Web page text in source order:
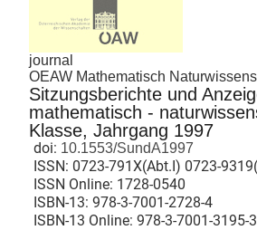
journal
OEAW Mathematisch
Sitzungsberichte und
mathematisch -
Klasse, Jahrgang 1997
doi: 10.1553/SundA1997
ISSN: 0723-791X(Abt.I) 0723-
ISSN Online: 1728-0540
ISBN-13: 978-3-7001-2728-4
ISBN-13 Online: 978-3-7001-3195-3